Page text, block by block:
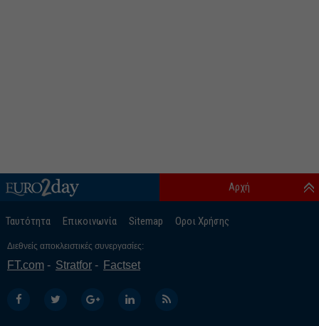
Ταυτότητα Επικοινωνία Sitemap Οροι Χρήσης
Αρχή
Διεθνείς αποκλειστικές συνεργασίες:
FT.com Stratfor Factset